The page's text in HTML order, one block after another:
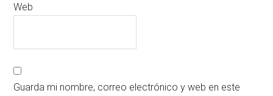
Web
Guarda mi nombre, correo electrónico y web en este